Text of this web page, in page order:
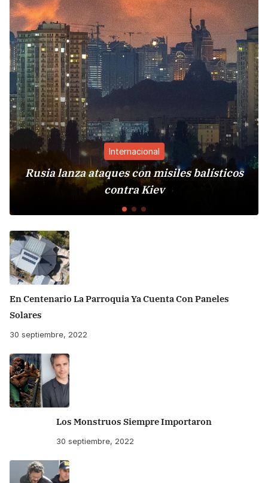
Internacional
ataques con misiles balísticos
contra Kiev
España
En Centenario La Parroquia Ya Cuenta Con Paneles
Solares
30 septiembre, 2022
Los Monstruos Siempre Importaron
30 septiembre, 2022